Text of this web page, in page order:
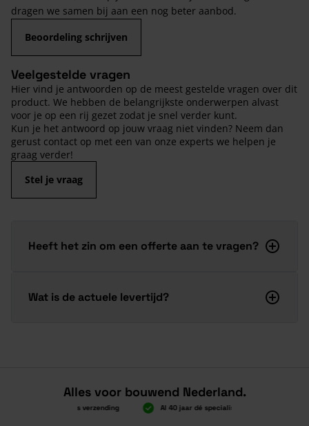
dragen we samen bij aan een nog beter aanbod.
Beoordeling schrijven
Veelgestelde vragen
Hier vind je antwoorden op de meest gestelde vragen over dit
product. We hebben de belangrijkste onderwerpen alvast
voor je op een rij gezet zodat je snel verder kunt.
Kun je het antwoord op jouw vraag niet vinden? Neem dan
gerust contact op met een van onze experts we helpen je
graag verder!
Stel je vraag
Heeft het zin om een offerte aan te vragen?
Wat is de actuele levertijd?
Alles voor bouwend Nederland.
Boven 2.000 gratis verzending Al 40 jaar dé specialist